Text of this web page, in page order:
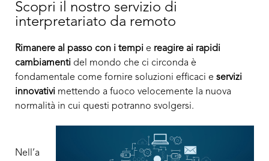
Scopri il nostro servizio di
interpretariato da remoto
Rimanere al passo con i tempi e reagire ai rapidi
cambiamenti del mondo che ci circonda è
fondamentale come fornire soluzioni efficaci e servizi
innovativi mettendo a fuoco velocemente la nuova
normalità in cui questi potranno svolgersi.
Nell’a